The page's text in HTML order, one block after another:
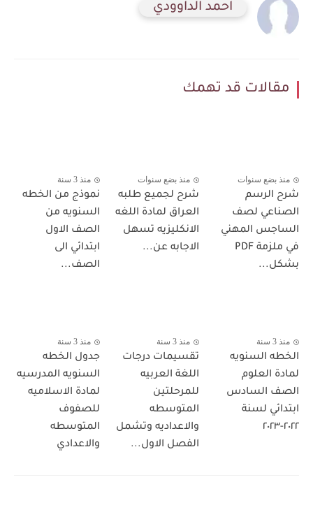
احمد الداوودي
مقالات قد تهمك
منذ بضع سنوات
شرح الرسم
الصناعي لصف
الساجس المهني
في ملزمة PDF
بشكل...
منذ بضع سنوات
شرح لجميع طلبه
العراق لمادة اللغه
الانكليزيه تسهل
الاجابه عن...
منذ 3 سنة
نموذج من الخطه
السنويه من
الصف الاول
ابتدائي الى
الصف...
منذ 3 سنة
الخطه السنويه
لمادة العلوم
الصف السادس
ابتدائي لسنة
٢٠٢٢-٢٠٢٣
منذ 3 سنة
تقسيمات درجات
اللغة العربيه
للمرحلتين
المتوسطه
والاعداديه وتشمل
الفصل الاول...
منذ 3 سنة
جدول الخطه
السنويه المدرسيه
لمادة الاسلاميه
للصفوف
المتوسطه
والاعدادي